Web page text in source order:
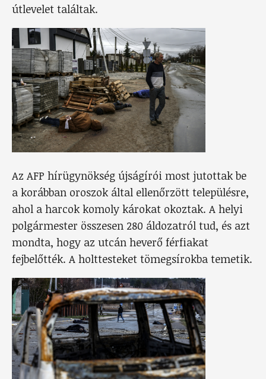
útlevelet találtak.
Az AFP hírügynökség újságírói most jutottak be
a korábban oroszok által ellenőrzött településre,
ahol a harcok komoly károkat okoztak. A helyi
polgármester összesen 280 áldozatról tud, és azt
mondta, hogy az utcán heverő férfiakat
fejbelőtték. A holttesteket tömegsírokba temetik.